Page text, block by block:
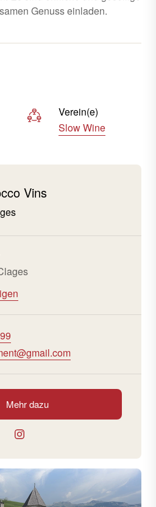
Genuss einladen.
Verein(e)
Slow Wine
Vins
Mehr dazu